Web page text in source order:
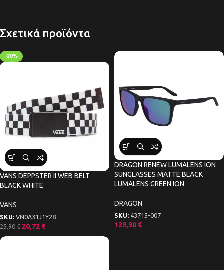
Σχετικά προϊόντα
-20%
VANS DEPPSTER II WEB BELT
BLACK WHITE
VANS
SKU: VN0A31J1Y28
25,90€ 20,72 €
DRAGON RENEW LUMALENS ION
SUNGLASSES MATTE BLACK
LUMALENS GREEN ION
DRAGON
SKU: 43715-007
129,90 €